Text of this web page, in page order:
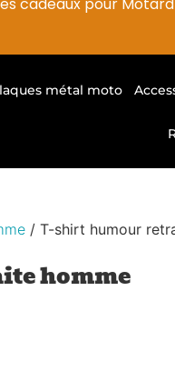
métal moto
/ T-shirt humour
homme